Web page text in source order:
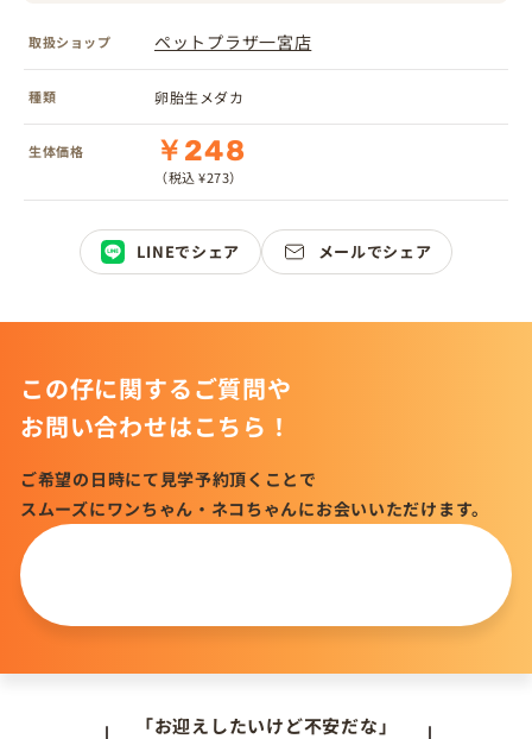
取扱ショップ ペットプラザ一宮店
種類 卵胎生メダカ
生体価格 ￥248
（税込 ¥273）
LINEでシェア メールでシェア
この仔に関するご質問や
お問い合わせはこちら！
ご希望の日時にて見学予約頂くことで
スムーズにワンちゃん・ネコちゃんにお会いいただけます。
「お迎えしたいけど不安だな」